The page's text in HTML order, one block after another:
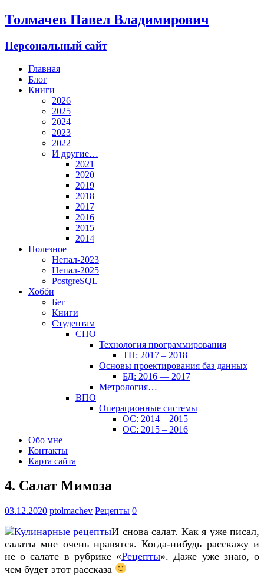
Толмачев Павел Владимирович
Персональный сайт
Главная
Блог
Книги
2026
2025
2024
2023
2022
И другие…
2021
2020
2019
2018
2017
2016
2015
2014
Полезное
Непал-2023
Непал-2025
PostgreSQL
Хобби
Бег
Книги
Студентам
СПО
Технология программирования
ТП: 2017 – 2018
Основы проектирования баз данных
БД: 2016 — 2017
Метрология…
ВПО
Операционные системы
ОС: 2014 – 2015
ОС: 2015 – 2016
Обо мне
Контакты
Карта сайта
4. Салат Мимоза
03.12.2020 ptolmachev Рецепты 0
И снова салат. Как я уже писал,
салаты мне очень нравятся. Когда-нибудь расскажу и
не о салате в рубрике «Рецепты». Даже уже знаю, о
чем будет этот рассказа